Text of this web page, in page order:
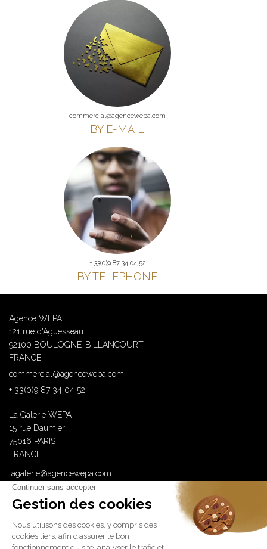
commercial@agencewepa.com
BY E-MAIL
+ 33(0)9 87 34 04 52
BY TELEPHONE
Agence WEPA
121 rue d'Aguesseau
92100 BOULOGNE-BILLANCOURT
FRANCE
commercial@agencewepa.com
+ 33(0)9 87 34 04 52
La Galerie WEPA
15 rue Daumier
75016 PARIS
FRANCE
lagalerie@agencewepa.com
WEPA is member of